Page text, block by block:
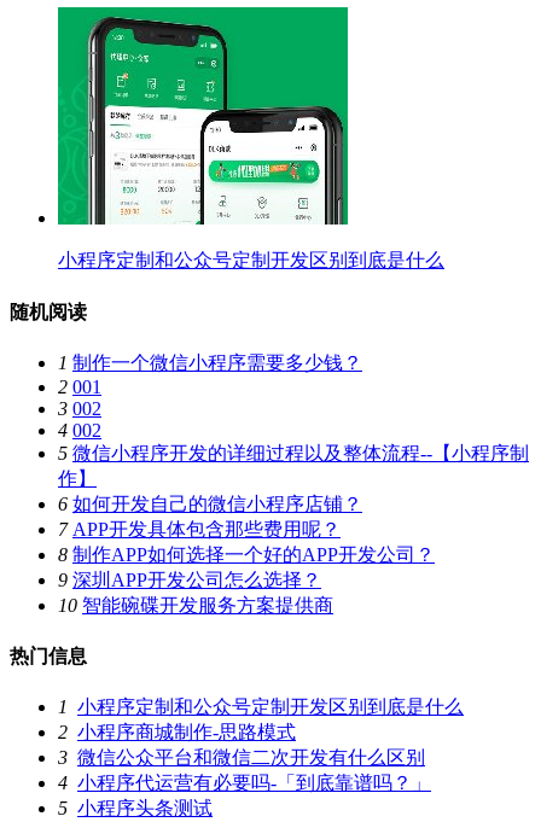
小程序定制和公众号定制开发区别到底是什么
随机阅读
1 制作一个微信小程序需要多少钱？
2 001
3 002
4 002
5 微信小程序开发的详细过程以及整体流程--【小程序制
作】
6 如何开发自己的微信小程序店铺？
7 APP开发具体包含那些费用呢？
8 制作APP如何选择一个好的APP开发公司？
9 深圳APP开发公司怎么选择？
10 智能碗碟开发服务方案提供商
热门信息
1 小程序定制和公众号定制开发区别到底是什么
2 小程序商城制作-思路模式
3 微信公众平台和微信二次开发有什么区别
4 小程序代运营有必要吗-「到底靠谱吗？」
5 小程序头条测试